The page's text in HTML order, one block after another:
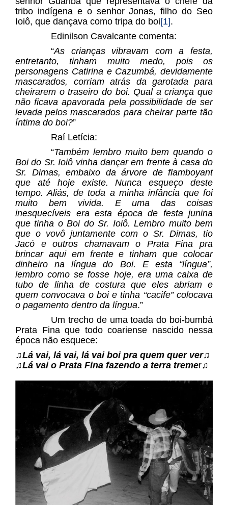
tribo indígena e o senhor Jonas, filho do Seo
Ioiô, que dançava como tripa do boi[1].
Edinilson Cavalcante comenta:
“As crianças vibravam com a festa,
entretanto, tinham muito medo, pois os
personagens Catirina e Cazumbá, devidamente
mascarados, corriam atrás da garotada para
cheirarem o traseiro do boi. Qual a criança que
não ficava apavorada pela possibilidade de ser
levada pelos mascarados para cheirar parte tão
íntima do boi?”
Raí Letícia:
“Também lembro muito bem quando o
Boi do Sr. Ioiô vinha dançar em frente à casa do
Sr. Dimas, embaixo da árvore de flamboyant
que até hoje existe. Nunca esqueço deste
tempo. Aliás, de toda a minha infância que foi
muito bem vivida. E uma das coisas
inesquecíveis era esta época de festa junina
que tinha o Boi do Sr. Ioiô. Lembro muito bem
que o vovô juntamente com o Sr. Dimas, tio
Jacó e outros chamavam o Prata Fina pra
brincar aqui em frente e tinham que colocar
dinheiro na língua do Boi. E esta “língua”,
lembro como se fosse hoje, era uma caixa de
tubo de linha de costura que eles abriam e
quem convocava o boi e tinha “cacife” colocava
o pagamento dentro da língua.”
Um trecho de uma toada do boi-bumbá
Prata Fina que todo coariense nascido nessa
época não esquece:
♫Lá vai, lá vai, lá vai boi pra quem quer ver♫
♫Lá vai o Prata Fina fazendo a terra tremer♫